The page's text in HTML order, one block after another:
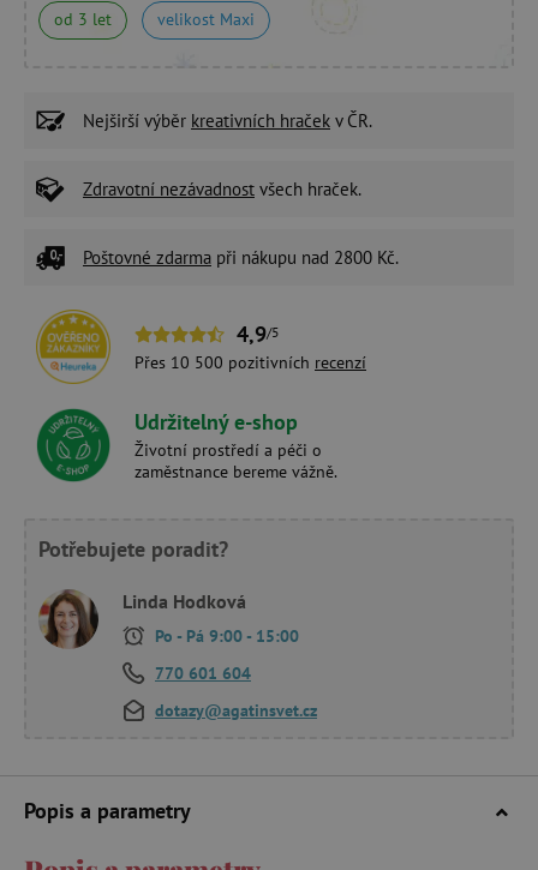
od 3 let velikost Maxi
Nejširší výběr kreativních hraček v ČR.
Zdravotní nezávadnost všech hraček.
Poštovné zdarma při nákupu nad 2800 Kč.
4,9/5
Přes 10 500 pozitivních recenzí
Udržitelný e-shop
Životní prostředí a péči o
zaměstnance bereme vážně.
Potřebujete poradit?
Linda Hodková
Po - Pá 9:00 - 15:00
770 601 604
dotazy@agatinsvet.cz
Popis a parametry